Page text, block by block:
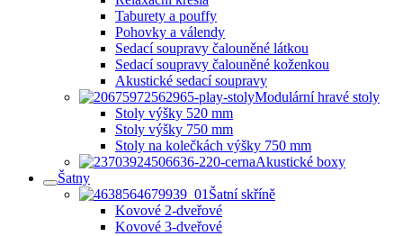
Taburety a pouffy
Pohovky a válendy
Sedací soupravy čalouněné látkou
Sedací soupravy čalouněné koženkou
Akustické sedací soupravy
Modulární hravé stoly
Stoly výšky 520 mm
Stoly výšky 750 mm
Stoly na kolečkách výšky 750 mm
Akustické boxy
Šatny
Šatní skříně
Kovové 2-dveřové
Kovové 3-dveřové